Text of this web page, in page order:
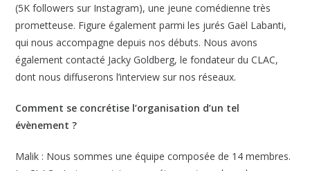
(5K followers sur Instagram), une jeune comédienne très
prometteuse. Figure également parmi les jurés Gaël Labanti,
qui nous accompagne depuis nos débuts. Nous avons
également contacté Jacky Goldberg, le fondateur du CLAC,
dont nous diffuserons l’interview sur nos réseaux.
Comment se concrétise l’organisation d’un tel
évènement ?
Malik : Nous sommes une équipe composée de 14 membres.